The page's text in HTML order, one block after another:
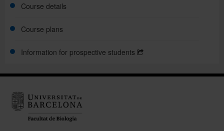
Grants and financial aid
Mobility
Support and guidance
.
Course details
Course plans
Information for prospective students